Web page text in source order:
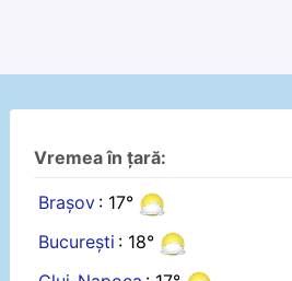
Vremea în țară:
Brașov : 17°
București : 18°